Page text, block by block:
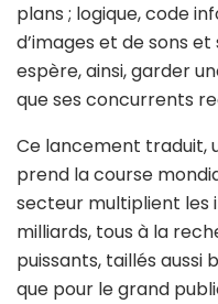
plans ; logique, code
d’images et de sons
espère, ainsi, garder
que ses concurrents
Ce lancement traduit,
prend la course
secteur multiplient les
milliards, tous à la
puissants, taillés aussi
que pour le grand